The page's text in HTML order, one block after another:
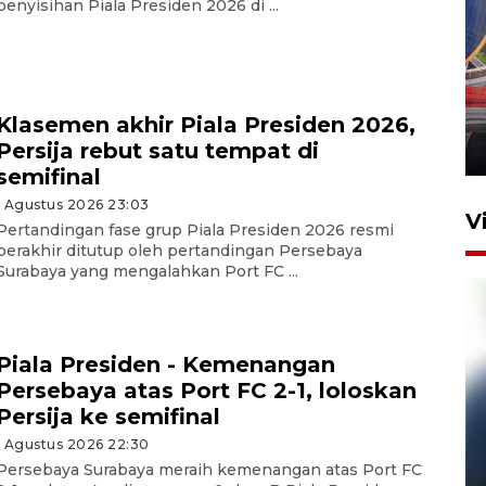
Piala Presiden 2026 di ...
akhir Piala Presiden 2026,
rebut satu tempat di
Agustus 2026 23:03
fase grup Piala Presiden 2026 resmi
ditutup oleh pertandingan Persebaya
yang mengalahkan Port FC ...
Presiden - Kemenangan
atas Port FC 2-1, loloskan
ke semifinal
Agustus 2026 22:30
Surabaya meraih kemenangan atas Port FC
Stasiun Bogor
12 Juni 2026 18:49
Pelanggan Filaha Farm setia
sampai 8 tahan?